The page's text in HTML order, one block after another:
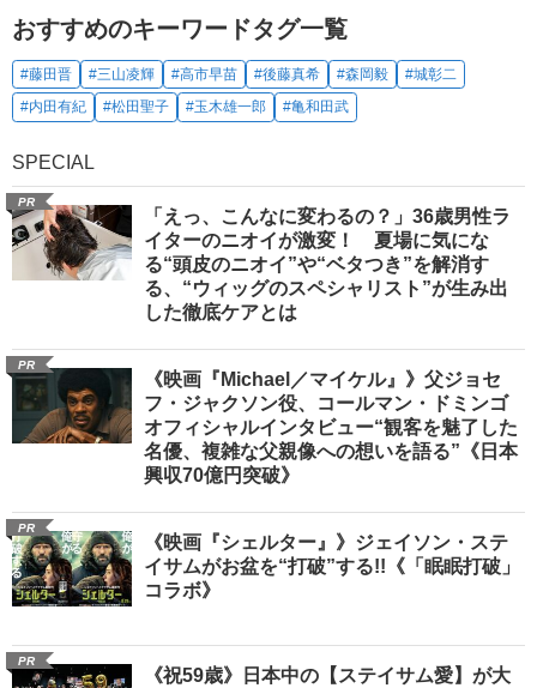
おすすめのキーワードタグ一覧
#藤田晋 #三山凌輝 #高市早苗 #後藤真希 #森岡毅
#城彰二
#内田有紀
#松田聖子 #玉木雄一郎 #亀和田武
SPECIAL
PR
「えっ、こんなに変わるの？」36歳男性ラ
イターのニオイが激変！ 夏場に気にな
る“頭皮のニオイ”や“ベタつき”を解消す
る、“ウィッグのスペシャリスト”が生み出
した徹底ケアとは
PR
《映画『Michael／マイケル』》父ジョセ
フ・ジャクソン役、コールマン・ドミンゴ
オフィシャルインタビュー“観客を魅了した
名優、複雑な父親像への想いを語る”《日本
興収70億円突破》
PR
《映画『シェルター』》ジェイソン・ステ
イサムがお盆を“打破”する!!《「眠眠打破」
コラボ》
PR
《祝59歳》日本中の【ステイサム愛】が大